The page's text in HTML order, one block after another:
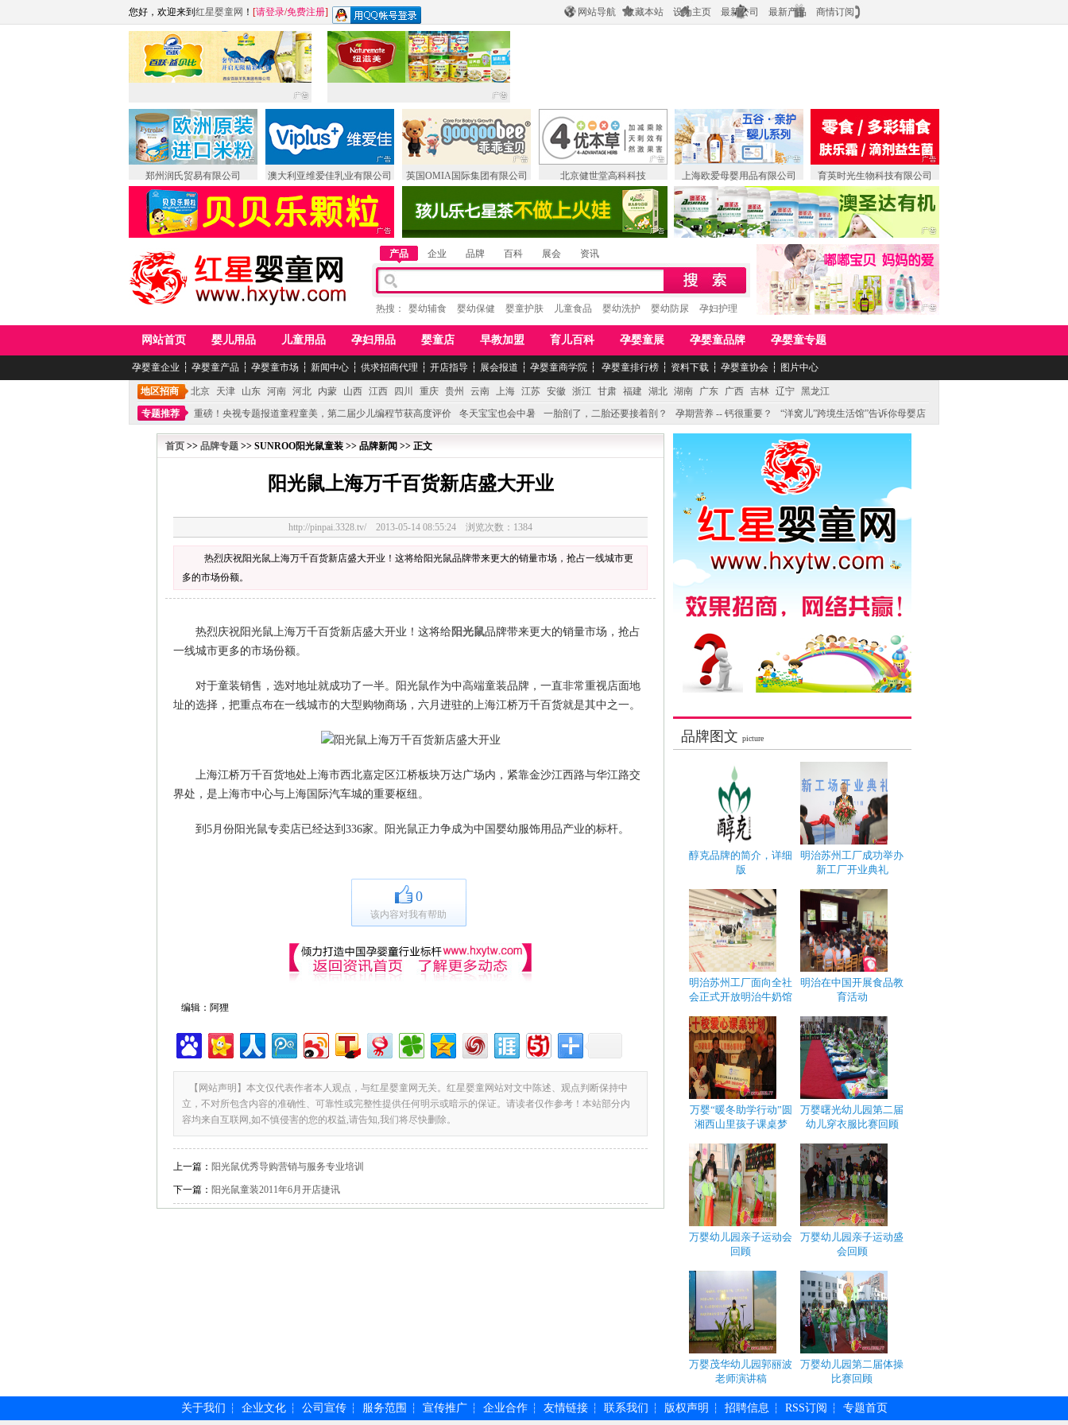
网站导航 收藏本站 设为主页 最新公司 最新产品 商情订阅
您好，欢迎来到 红星婴童网 ！ [请登录/免费注册]
郑州润氏贸易有限公司 澳大利亚维爱佳乳业有限公司 英国OMIA国际集团有限公司 北京健世堂高科科技 上海欧爱母婴用品有限公司 育英时光生物科技有限公司
产品 企业 品牌 百科 展会 资讯
热搜： 婴幼辅食 婴幼保健 婴童护肤 儿童食品 婴幼洗护 婴幼防尿 孕妇护理
网站首页 婴儿用品 儿童用品 孕妇用品 婴童店 早教加盟 育儿百科 孕婴童展 孕婴童品牌 孕婴童专题
孕婴童企业 ┆ 孕婴童产品 ┆ 孕婴童市场 ┆ 新闻中心 ┆ 供求招商代理 ┆ 开店指导 ┆ 展会报道 ┆ 孕婴童商学院 ┆ 孕婴童排行榜 ┆ 资料下载 ┆ 孕婴童协会 ┆ 图片中心
地区招商 北京 天津 山东 河南 河北 内蒙 山西 江西 四川 重庆 贵州 云南 上海 江苏 安徽 浙江 甘肃 福建 湖北 湖南 广东 广西 吉林 辽宁 黑龙江
专题推荐
重磅！央视专题报道童程童美，第二届少儿编程节获高度评价 冬天宝宝也会中暑 一胎剖了，二胎还要接着剖？ 孕期营养 -- 钙很重要？
“洋窝儿”跨境生活馆”告诉你母婴店
不能再单纯地销售产品,而要向增强服务转型,毕竟母婴产品比较特殊。”
妇幼广场 免租了！
首页 >> 品牌专题 >> SUNROO阳光鼠童装 >> 品牌新闻 >> 正文
阳光鼠上海万千百货新店盛大开业
http://pinpai.3328.tv/ 2013-05-14 08:55:24 浏览次数：1384
热烈庆祝阳光鼠上海万千百货新店盛大开业！这将给阳光鼠品牌带来更大的销量市场，抢占一线城市更
多的市场份额。
热烈庆祝阳光鼠上海万千百货新店盛大开业！这将给阳光鼠品牌带来更大的销量市场，抢占
一线城市更多的市场份额。
对于童装销售，选对地址就成功了一半。阳光鼠作为中高端童装品牌，一直非常重视店面地
址的选择，把重点布在一线城市的大型购物商场，六月进驻的上海江桥万千百货就是其中之一。
上海江桥万千百货地处上海市西北嘉定区江桥板块万达广场内，紧靠金沙江西路与华江路交
界处，是上海市中心与上海国际汽车城的重要枢纽。
到5月份阳光鼠专卖店已经达到336家。阳光鼠正力争成为中国婴幼服饰用品产业的标杆。
0
该内容对我有帮助
编辑：阿狸
【网站声明】本文仅代表作者本人观点，与红星婴童网无关。红星婴童网站对文中陈述、观点判断保持中
立，不对所包含内容的准确性、可靠性或完整性提供任何明示或暗示的保证。请读者仅作参考！本站部分内
容均来自互联网,如不慎侵害的您的权益,请告知,我们将尽快删除。
上一篇： 阳光鼠优秀导购营销与服务专业培训
下一篇： 阳光鼠童装2011年6月开店捷讯
品牌图文 picture
醇克品牌的简介，详细
版
明治苏州工厂成功举办
新工厂开业典礼
明治苏州工厂面向全社
会正式开放明治牛奶馆
明治在中国开展食品教
育活动
万婴“暖冬助学行动”圆
湘西山里孩子课桌梦
万婴曙光幼儿园第二届
幼儿穿衣服比赛回顾
万婴幼儿园亲子运动会
回顾
万婴幼儿园亲子运动盛
会回顾
万婴茂华幼儿园郭丽波
老师演讲稿
万婴幼儿园第二届体操
比赛回顾
关于我们 ┆ 企业文化 ┆ 公司宣传 ┆ 服务范围 ┆ 宣传推广 ┆ 企业合作 ┆ 友情链接 ┆ 联系我们 ┆ 版权声明 ┆ 招聘信息 ┆ RSS订阅 ┆ 专题首页